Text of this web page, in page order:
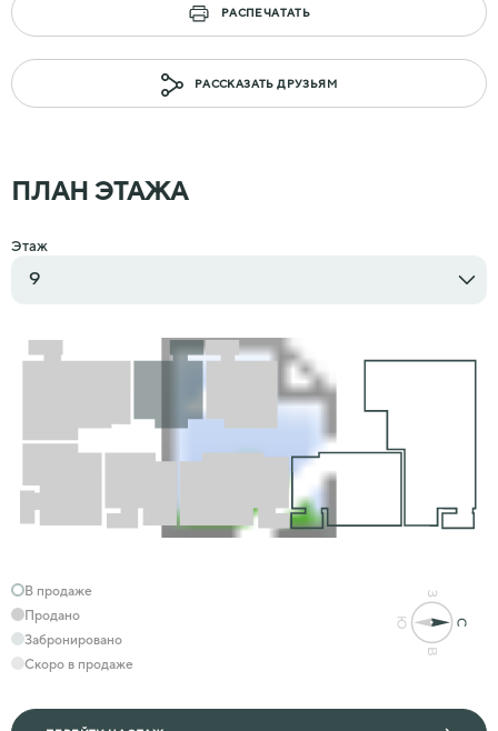
РАСПЕЧАТАТЬ
РАССКАЗАТЬ ДРУЗЬЯМ
ПЛАН ЭТАЖА
Этаж
9
В продаже
Продано
Забронировано
Скоро в продаже